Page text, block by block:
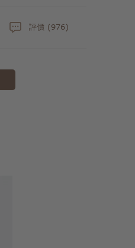
評價 (976)